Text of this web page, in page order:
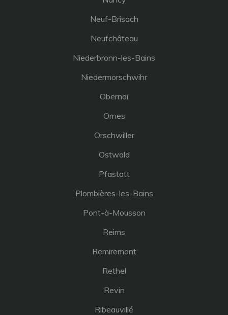
Neuf-Brisach
Neufchâteau
Niederbronn-les-Bains
Niedermorschwihr
Obernai
Ornes
Orschwiller
Ostwald
Pfastatt
Plombières-les-Bains
Pont-à-Mousson
Reims
Remiremont
Rethel
Revin
Ribeauvillé